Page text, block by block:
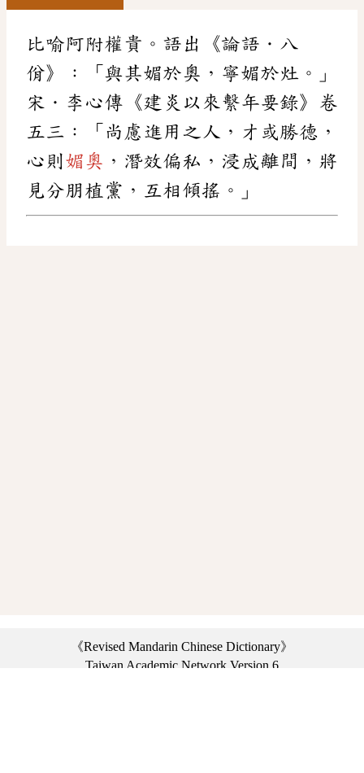
比喻阿附權貴。語出《論語．八
佾》：「與其媚於奧，寧媚於灶。」
宋．李心傳《建炎以來繫年要錄》卷
五三：「尚慮進用之人，才或勝德，
心則媚奧 ，潛效偏私，浸成離間，將
見分朋植黨，互相傾搖。」
《Revised Mandarin Chinese Dictionary》
Taiwan Academic Network Version 6